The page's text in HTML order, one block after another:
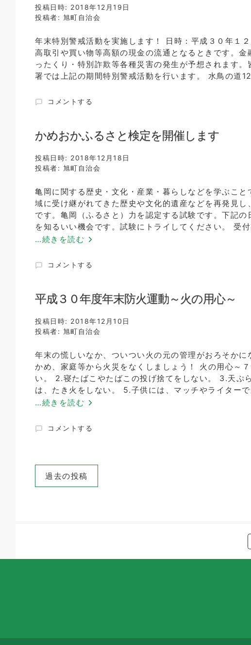
に
民
グ
ウ
ン
ド
ゴ
ル
大
開
催
さ
れ
た。
に
投稿日時: 2018年12月19日
投稿者: 旭町自治会
年末特別警戒活動を実施します！ 日時：平成３０年１
高取引や買い物等高額の現金の流通となるときです。
ったくり・特別詐欺等各種災害の発生が予想されます
署では上記の期間特別警戒活動を行います。 水鳥の道
水
道
馬
駐
在
ミ
ニ
広
報
平
30
２
月
に
コメントする
かめおかふるさと検定を開催します
投稿日時: 2018年12月18日
投稿者: 旭町自治会
亀岡に関する歴史・文化・産業・暮らしなどを学ぶこ
域に受け継がれてきた歴史や文化的遺産などを再発見
です。亀岡（ふるさと）力を認定する試験です。下記
を知るいい機会です。試験にトライしてください。 受
…続きを読む
か
か
ふ
さ
と
定
を
催
ま
に
コメントする
平成３０年度年末防火運動～火の用心～
投稿日時: 2018年12月10日
投稿者: 旭町自治会
年末の慌しいなか、ついつい火の元の管理がおろそか
かめ、家庭等から火災をなくしましょう！ 火の用心～
い。 2.寝たばこやたばこの投げ捨てをしない。 3.天ぷ
は、たき火をしない。 5.子供には、マッチやライター
…続きを読む
平
度
年
火
コメントする
稿
シ
過去の投稿